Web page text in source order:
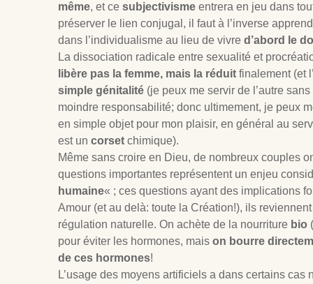
même, et ce subjectivisme entrera en jeu dans
préserver le lien conjugal, il faut à l’inverse
dans l’individualisme au lieu de vivre d’abord le
La dissociation radicale entre sexualité et
libère pas la femme, mais la réduit finalement (et
simple génitalité (je peux me servir de l’autre
moindre responsabilité; donc ultimement, je peux
en simple objet pour mon plaisir, en général au
est un corset chimique).
Même sans croire en Dieu, de nombreux couples
questions importantes représentent un enjeu
humaine« ; ces questions ayant des implications
Amour (et au delà: toute la Création!), ils
régulation naturelle. On achète de la nourriture bio
pour éviter les hormones, mais on bourre
de ces hormones!
L’usage des moyens artificiels a dans certains cas